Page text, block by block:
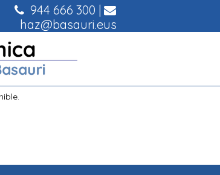
944 666 300 |
haz@basauri.eus